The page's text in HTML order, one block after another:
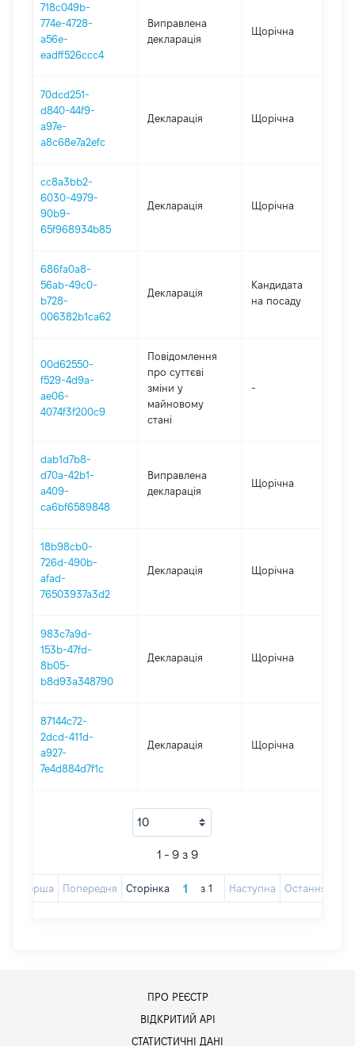
718c049b-
774e-4728-
a56e-
eadff526ccc4
Виправлена
декларація
Щорічна
70dcd251-
d840-44f9-
a97e-
a8c68e7a2efc
Декларація Щорічна
cc8a3bb2-
6030-4979-
90b9-
65f968934b85
Декларація Щорічна
686fa0a8-
56ab-49c0-
b728-
006382b1ca62
Декларація
Кандидата
на посаду
00d62550-
f529-4d9a-
ae06-
4074f3f200c9
Повідомлення
про суттєві
зміни y
майновому
стані
-
dab1d7b8-
d70a-42b1-
a409-
ca6bf6589848
Виправлена
декларація
Щорічна
18b98cb0-
726d-490b-
afad-
76503937a3d2
Декларація Щорічна
983c7a9d-
153b-47fd-
8b05-
b8d93a348790
Декларація Щорічна
87144c72-
2dcd-411d-
a927-
7e4d884d7f1c
Декларація Щорічна
1 - 9 з 9
Перша Попередня Сторінка з 1 Наступна Остання
ПРО РЕЄСТР
ВІДКРИТИЙ АРІ
СТАТИСТИЧНІ ДАНІ